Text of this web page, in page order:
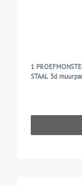
1
STAAL 3d